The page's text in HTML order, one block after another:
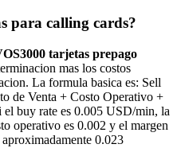
para calling cards?
tarjetas prepago
mas los costos
La formula basica es: Sell
de Venta + Costo Operativo +
buy rate es 0.005 USD/min, la
operativo es 0.002 y el margen
0.023